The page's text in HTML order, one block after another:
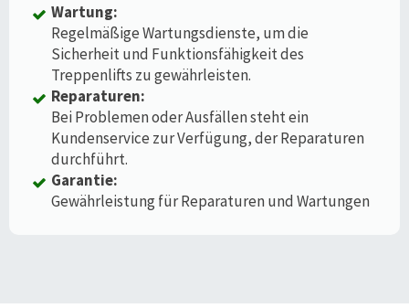
Wartung:
Regelmäßige Wartungsdienste, um die
Sicherheit und Funktionsfähigkeit des
Treppenlifts zu gewährleisten.
Reparaturen:
Bei Problemen oder Ausfällen steht ein
Kundenservice zur Verfügung, der Reparaturen
durchführt.
Garantie:
Gewährleistung für Reparaturen und Wartungen